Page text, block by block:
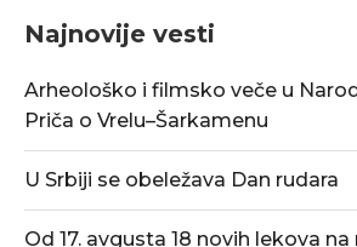
Najnovije vesti
Arheološko i filmsko veče u
Priča o Vrelu–Šarkamenu
U Srbiji se obeležava Dan rudara
Od 17. avgusta 18 novih lekova